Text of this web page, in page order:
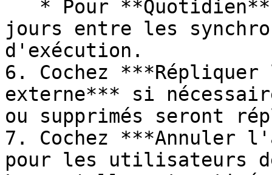
jours entre les
d'exécution.
6. Cochez
externe*** si
ou supprimés seront
7. Cochez ***Annuler
pour les utilisateurs